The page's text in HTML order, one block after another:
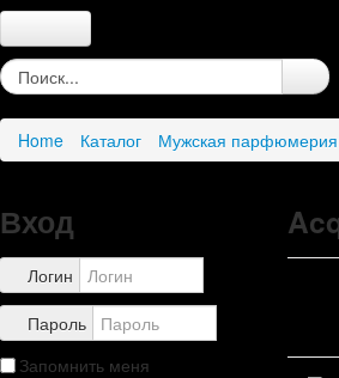
Главная
О нас
Правила
Каталог
Home Каталог Мужская парфюмерия
Вход
Логин
Пароль
Запомнить меня